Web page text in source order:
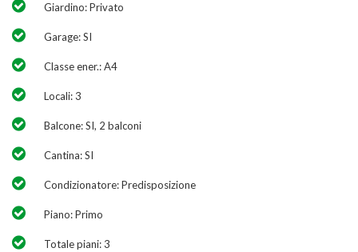
Giardino: Privato
Garage: SI
Classe ener.: A4
Locali: 3
Balcone: SI, 2 balconi
Cantina: SI
Condizionatore: Predisposizione
Piano: Primo
Totale piani: 3